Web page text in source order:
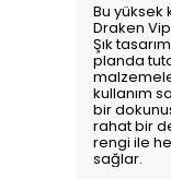
Bu yüksek
Draken
Şık
planda
kullanım
bir
rahat bir
rengi ile
sağlar.